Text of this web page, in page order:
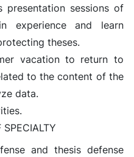
presentation sessions of
experience and learn
theses.
vacation to return to
to the content of the
data.
and thesis defense